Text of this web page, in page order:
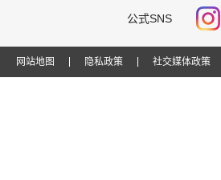
公式SNS
网站地图 隐私政策 社交媒体政策